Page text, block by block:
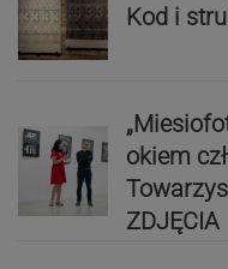
Kod i
okiem
ZDJĘCIA